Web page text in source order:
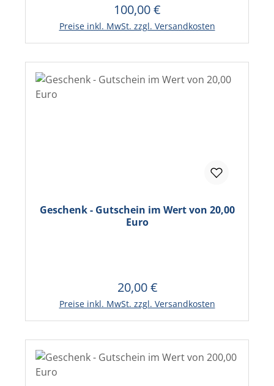
Regulärer Preis:
100,00 €
Preise inkl. MwSt. zzgl. Versandkosten
In den Warenkorb
Geschenk - Gutschein im Wert von 20,00
Euro
Regulärer Preis:
20,00 €
Preise inkl. MwSt. zzgl. Versandkosten
In den Warenkorb